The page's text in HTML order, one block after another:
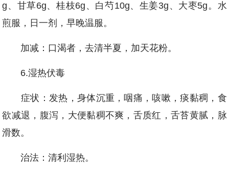
g、甘草6g、桂枝6g、白芍10g、生姜3g、大枣5g。水
煎服，日一剂，早晚温服。
加减：口渴者，去清半夏，加天花粉。
6.湿热伏毒
症状：发热，身体沉重，咽痛，咳嗽，痰黏稠，食
欲减退，腹泻，大便黏稠不爽，舌质红，舌苔黄腻，脉
滑数。
治法：清利湿热。